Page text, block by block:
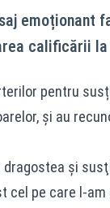
emoționant
calificării la
pentru
și au
şi
cel pe care l-